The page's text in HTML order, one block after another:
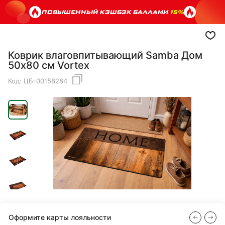
ПОВЫШЕННЫЙ КЭШБЭК БАЛЛАМИ15%
Коврик влаговпитывающий Samba Дом
50х80 см Vortex
Код: ЦБ-00158284
Оформите карты лояльности